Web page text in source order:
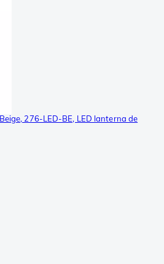
276-LED-BE, LED lanterna de